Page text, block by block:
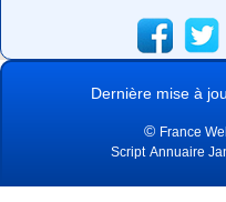
Dernière mise à
© France
Script Annuaire